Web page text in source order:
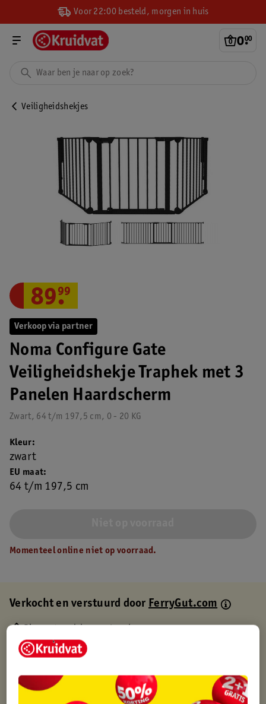
Voor 22:00 besteld, morgen in huis
0.
00
Veiligheidshekjes
Verkoop via partner
Noma Configure Gate
Veiligheidshekje Traphek met 3
Panelen Haardscherm
Zwart, 64 t/m 197,5 cm, 0 - 20 KG
89.
99
EU maat
64 t/m 197,5 cm
Kleur
zwart
Momenteel online niet op voorraad.
Verkocht en verstuurd doorFerryGut.com
Gratis thuisbezorgd
Gratis retourneren via verkooppartner.